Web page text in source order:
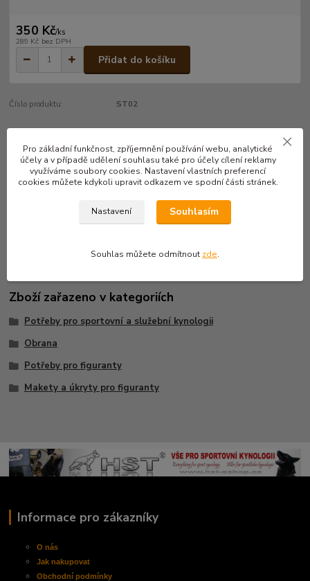
350 Kč/ks
289 Kč bez DPH
Přidat do košíku
Číslo produktu: ST02
Kompletní specifikace
Stojan do maket
Zboží zařazeno v kategoriích
Potřeby pro sportovní a služební kynologii
Obrana
Potřeby pro figuranty
Makety a úkryty pro figuranty
Informace pro zákazníky
O nás
Jak nakupovat
Obchodnípodmínky
Pro základní funkčnost, zpříjemnění používání webu, analytické
účely a v případě udělení souhlasu také pro účely cílení reklamy
využíváme soubory cookies. Nastavení vlastních preferencí
cookies můžete kdykoli upravit odkazem ve spodní části stránek.
Nastavení Souhlasím
Souhlas můžete odmítnout zde.